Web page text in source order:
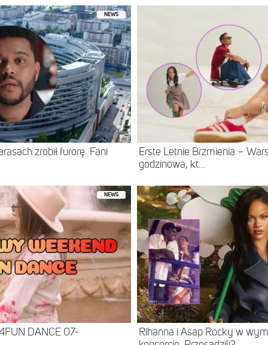
NEWS
zrobił furorę. Fani
Erste Letnie Brzmienia –
godzinowa, kt...
NEWS
DANCE 07-
Rihanna i Asap Rocky w